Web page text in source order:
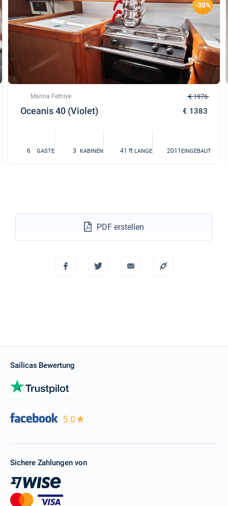
-30%
Marina Fethiye
Oceanis 40 (Violet)
€ 1976
€ 1383
6 GASTE 3 KABINEN 41 ft LANGE 2011 EINGEBAUT
PDF erstellen
Sailicas Bewertung
5.0
Sichere Zahlungen von